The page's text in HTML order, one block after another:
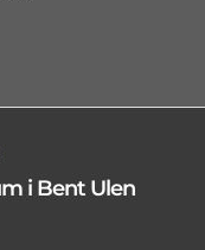
i Bent Ulen